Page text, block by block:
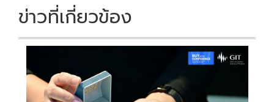
ข่าวที่เกี่ยวข้อง